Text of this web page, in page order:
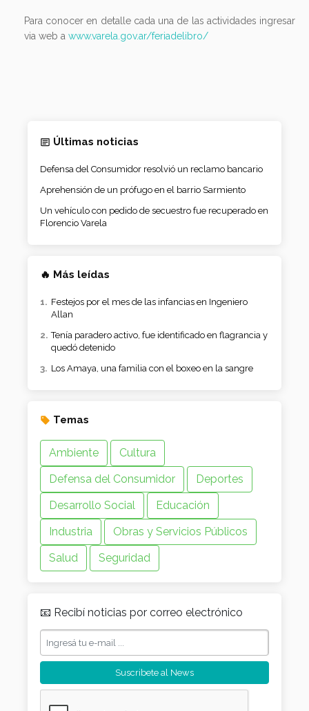
Para conocer en detalle cada una de las actividades ingresar
via web a www.varela.gov.ar/feriadelibro/
Últimas noticias
Defensa del Consumidor resolvió un reclamo bancario
Aprehensión de un prófugo en el barrio Sarmiento
Un vehículo con pedido de secuestro fue recuperado en
Florencio Varela
🔥 Más leídas
Festejos por el mes de las infancias en Ingeniero
Allan
Tenía paradero activo, fue identificado en flagrancia y
quedó detenido
Los Amaya, una familia con el boxeo en la sangre
Temas
Ambiente
Cultura
Defensa del Consumidor
Deportes
Desarrollo Social
Educación
Industria
Obras y Servicios Públicos
Salud
Seguridad
📧 Recibí noticias por correo electrónico